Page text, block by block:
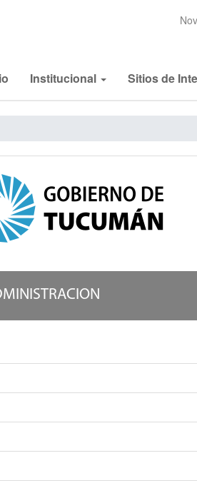
Institucional Sitios de